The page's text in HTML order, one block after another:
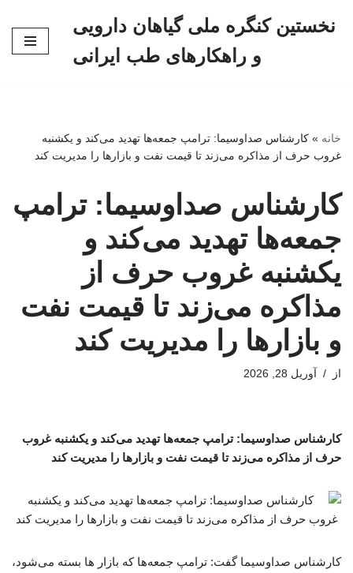
نخستین کنگره ملی گیاهان دارویی
و راهکارهای طب ایرانی
خانه » کارشناس صداوسیما: ترامپ جمعه‌ها تهدید می‌کند و یکشنبه
غروب حرف از مذاکره می‌زند تا قیمت نفت و بازارها را مدیریت کند
کارشناس صداوسیما: ترامپ
جمعه‌ها تهدید می‌کند و
یکشنبه غروب حرف از
مذاکره می‌زند تا قیمت نفت
و بازارها را مدیریت کند
از آوریل 28, 2026
کارشناس صداوسیما: ترامپ جمعه‌ها تهدید می‌کند و یکشنبه غروب
حرف از مذاکره می‌زند تا قیمت نفت و بازارها را مدیریت کند
کارشناس صداوسیما گفت: ترامپ جمعه‌ها که بازار ها بسته می‌شود،